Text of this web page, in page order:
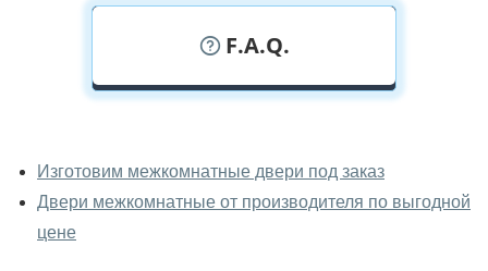
F.A.Q.
межкомнатные двери фаворит
вживую?
Да, можно посмотреть межкомнатные двери фаворит
Изготовим межкомнатные двери под заказ
Двери межкомнатные от производителя по выгодной
цене